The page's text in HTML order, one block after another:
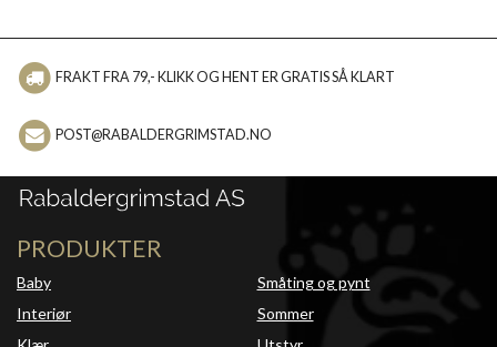
FRAKT FRA 79,- KLIKK OG HENT ER GRATIS SÅ KLART
POST@RABALDERGRIMSTAD.NO
PRODUKTER
Baby
Interiør
Småting og pynt
Sommer